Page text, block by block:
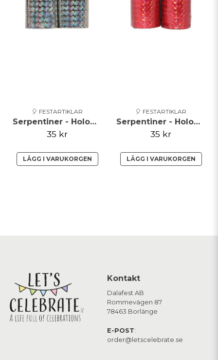
🎈 FESTARTIKLAR
Serpentiner - Holographic - Silver**
35 kr
LÄGG I VARUKORGEN
🎈 FESTARTIKLAR
Serpentiner - Holographic - Röd
35 kr
LÄGG I VARUKORGEN
Kontakt
Dalafest AB
Rommevägen 87
78463 Borlänge
E-POST:
order@letscelebrate.se